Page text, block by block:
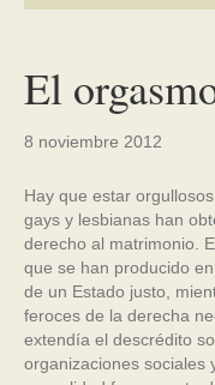
El
8 noviembre 2012
Hay que estar
gays y lesbianas han
derecho al matrimonio.
que se han producido
de un Estado justo,
feroces de la derecha
extendía el descrédito
organizaciones sociales